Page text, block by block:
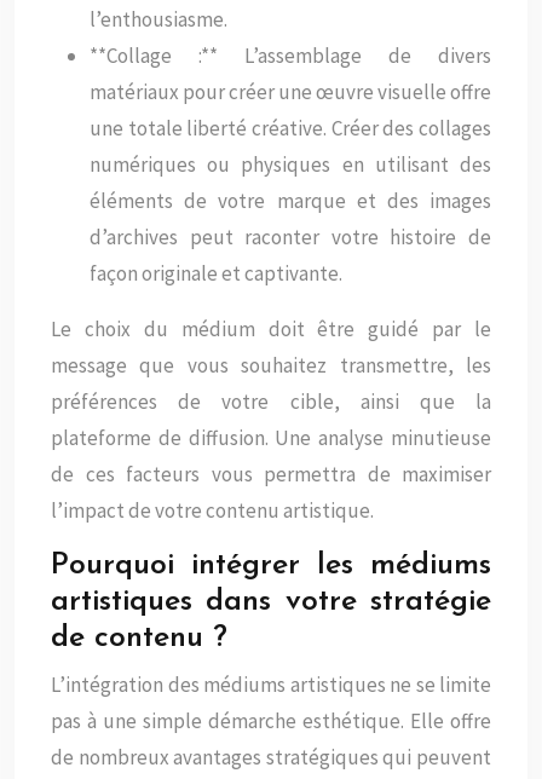
l’enthousiasme.
**Collage :** L’assemblage de divers
matériaux pour créer une œuvre visuelle offre
une totale liberté créative. Créer des collages
numériques ou physiques en utilisant des
éléments de votre marque et des images
d’archives peut raconter votre histoire de
façon originale et captivante.
Le choix du médium doit être guidé par le
message que vous souhaitez transmettre, les
préférences de votre cible, ainsi que la
plateforme de diffusion. Une analyse minutieuse
de ces facteurs vous permettra de maximiser
l’impact de votre contenu artistique.
Pourquoi intégrer les médiums
artistiques dans votre stratégie
de contenu ?
L’intégration des médiums artistiques ne se limite
pas à une simple démarche esthétique. Elle offre
de nombreux avantages stratégiques qui peuvent